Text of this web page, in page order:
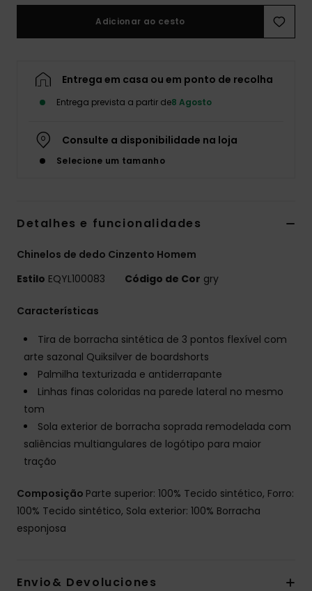
Adicionar ao cesto
Entrega em casa ou em ponto de recolha
Entrega prevista a partir de8 Agosto
Consulte a disponibilidade na loja
Selecione um tamanho
Detalhes e funcionalidades
Chinelos de dedo Cinzento Homem
Estilo EQYL100083 Código de Cor gry
Características
Tira de borracha sintética de 3 pontos flexível com
arte sazonal Quiksilver de boardshorts
Palmilha texturizada e antiderrapante
Linhas finas coloridas na parede lateral no mesmo
tom
Sola exterior de borracha soprada remodelada com
saliências multiangulares de logótipo para maior
tração
Composição Parte superior: 100% Tecido sintético, Forro:
100% Tecido sintético, Sola exterior: 100% Borracha
esponjosa
Envio& Devoluciones